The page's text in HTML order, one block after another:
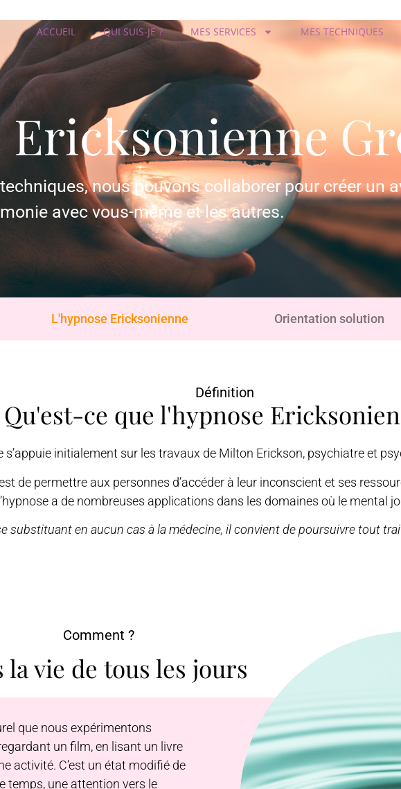
ACCUEIL QUI SUIS-JE ? MES SERVICES MES TECHNIQUES
Ericksonienne
nous pouvons collaborer pour créer un
avec vous-même et les autres.
L'hypnose Ericksonienne Orientation solution
Définition
Qu'est-ce que l'hypnose
s’appuie initialement sur les travaux de Milton Erickson, psychiatre et
de permettre aux personnes d’accéder à leur inconscient et ses
a de nombreuses applications dans les domaines où le mental
substituant en aucun cas à la médecine, il convient de poursuivre tout
Comment ?
la vie de tous les jours
que nous expérimentons
un film, en lisant un livre
activité. C’est un état modifié de
temps, une attention vers le